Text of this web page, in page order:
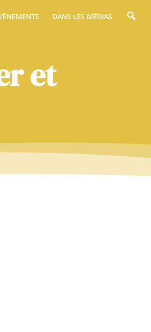
DANS LES MÉDIAS
et